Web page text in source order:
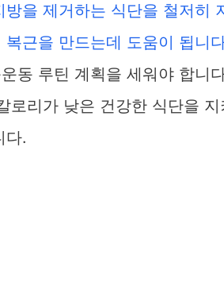
방을 제거하는 식단을 철저히
복근을 만드는데 도움이 됩니
동 루틴 계획을 세워야 합니
로리가 낮은 건강한 식단을
다.